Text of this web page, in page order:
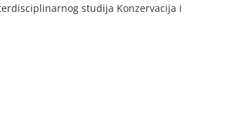
studija Konzervacija i